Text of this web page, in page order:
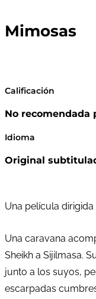
Mimosas
Calificación
No recomendada
Idioma
Original
Una película
Una caravana
Sheikh a Sijilmasa.
junto a los suyos,
escarpadas